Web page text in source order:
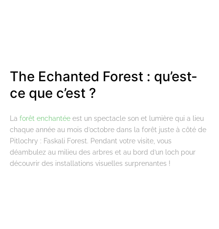
The Echanted Forest : qu’est-
ce que c’est ?
La forêt enchantée est un spectacle son et lumière qui a lieu
chaque année au mois d’octobre dans la forêt juste à côté de
Pitlochry : Faskali Forest. Pendant votre visite, vous
déambulez au milieu des arbres et au bord d’un loch pour
découvrir des installations visuelles surprenantes !